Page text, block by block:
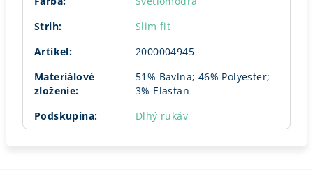
Strih:
Slim fit
Artikel:
2000004945
Materiálové
zloženie:
51% Bavlna; 46% Polyester;
3% Elastan
Podskupina: Dlhý rukáv